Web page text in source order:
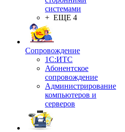
системами
+ ЕЩЕ 4
Сопровождение
1C:ИТС
Абонентское
сопровождение
Администрирование
компьютеров и
серверов